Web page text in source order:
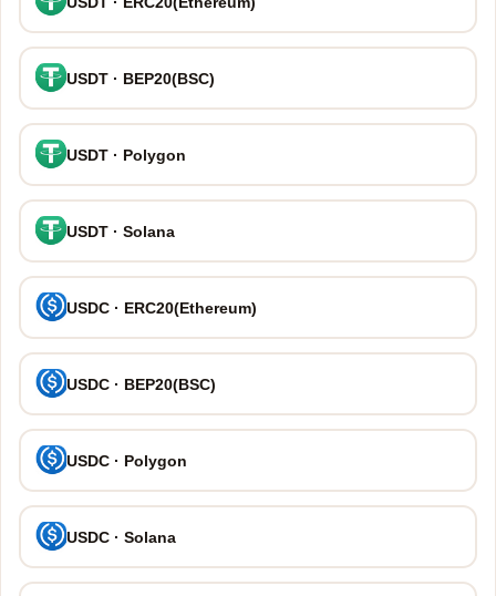
USDT · BEP20(BSC)
USDT · Polygon
USDT · Solana
USDC · ERC20(Ethereum)
USDC · BEP20(BSC)
USDC · Polygon
USDC · Solana